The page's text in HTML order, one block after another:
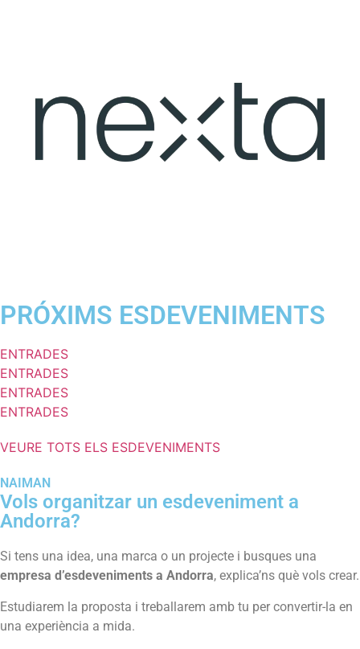
PRÓXIMS ESDEVENIMENTS
ENTRADES
ENTRADES
ENTRADES
ENTRADES
VEURE TOTS ELS ESDEVENIMENTS
NAIMAN
Vols organitzar un esdeveniment a
Andorra?
Si tens una idea, una marca o un projecte i busques una
empresa d’esdeveniments a Andorra, explica’ns què vols crear.
Estudiarem la proposta i treballarem amb tu per convertir-la en
una experiència a mida.